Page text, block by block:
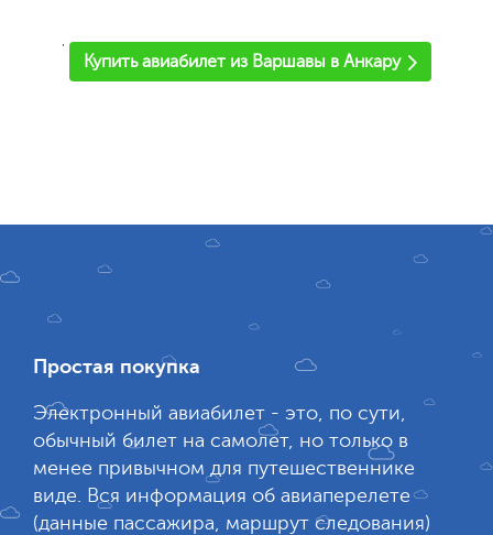
'
Купить авиабилет из Варшавы в Анкару
Простая покупка
Электронный авиабилет - это, по сути,
обычный билет на самолет, но только в
менее привычном для путешественнике
виде. Вся информация об авиаперелете
(данные пассажира, маршрут следования)